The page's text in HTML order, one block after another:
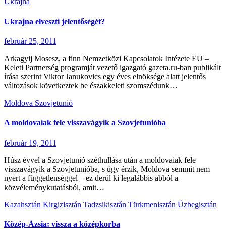
Ukrajna elveszti jelentőségét?
február 25, 2011
Arkagyij Mosesz, a finn Nemzetközi Kapcsolatok Intézete EU –
Keleti Partnerség programját vezető igazgató gazeta.ru-ban publikált
írása szerint Viktor Janukovics egy éves elnöksége alatt jelentős
változások következtek be északkeleti szomszédunk…
Moldova Szovjetunió
A moldovaiak fele visszavágyik a Szovjetunióba
február 19, 2011
Húsz évvel a Szovjetunió széthullása után a moldovaiak fele
visszavágyik a Szovjetunióba, s úgy érzik, Moldova semmit nem
nyert a függetlenséggel – ez derül ki legalábbis abból a
közvéleménykutatásból, amit…
Kazahsztán Kirgizisztán Tadzsikisztán Türkmenisztán Üzbegisztán
Közép-Ázsia: vissza a középkorba